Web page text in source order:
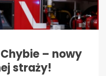
Chybie – nowy
straży!